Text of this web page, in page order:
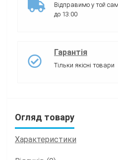
Відправимо у той
до 13:00
Гарантія
Тільки якісні товари
Огляд товару
Характеристики